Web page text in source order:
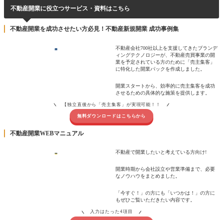
不動産開業に役立つサービス・資料はこちら
不動産開業を成功させたい方必見！不動産新規開業 成功事例集
不動産会社700社以上を支援してきたブランデ
ィングテクノロジーが、不動産売買事業の開
業を予定されている方のために「売主集客」
に特化した開業パックを作成しました。
開業スタートから、効率的に売主集客を成功
させるための具体的な施策を提供します。
【独立直後から「売主集客」が実現可能！！
無料ダウンロードはこちらから
不動産開業WEBマニュアル
不動産で開業したいと考えている方向け!
開業時期から会社設立や営業準備まで、必要
なノウハウをまとめました。
「今すぐ！」の方にも「いつかは！」の方に
もぜひご覧いただきたい内容です。
入力はたった4項目